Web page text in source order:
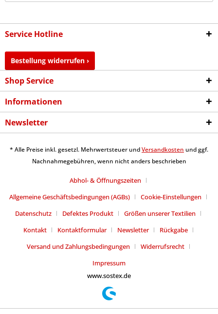
Service Hotline
Bestellung widerrufen ›
Shop Service
Informationen
Newsletter
* Alle Preise inkl. gesetzl. Mehrwertsteuer undVersandkosten und ggf.
Nachnahmegebühren, wenn nicht anders beschrieben
Abhol- & Öffnungszeiten
Allgemeine Geschäftsbedingungen (AGBs)
Cookie-Einstellungen
Datenschutz
Defektes Produkt
Größen unserer Textilien
Kontakt
Kontaktformular Newsletter
Rückgabe
Versand und Zahlungsbedingungen
Widerrufsrecht
Impressum
www.sostex.de